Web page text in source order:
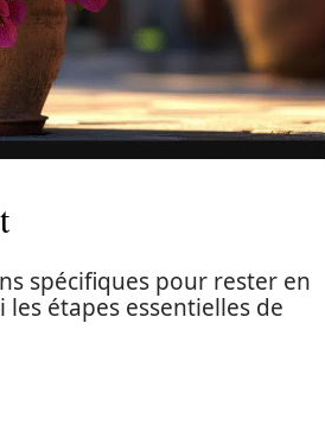
spécifiques pour rester en
étapes essentielles de